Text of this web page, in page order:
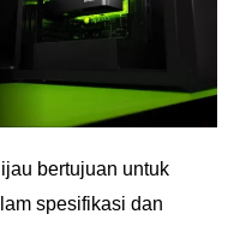
bertujuan untuk
spesifikasi dan